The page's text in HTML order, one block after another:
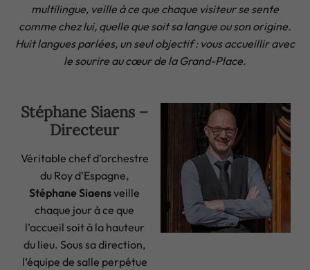
multilingue, veille à ce que chaque visiteur se sente
comme chez lui, quelle que soit sa langue ou son origine.
Huit langues parlées, un seul objectif : vous accueillir avec
le sourire au cœur de la Grand-Place.
Stéphane Siaens –
Directeur
Véritable chef d’orchestre
du Roy d’Espagne,
Stéphane Siaensveille
chaque jour à ce que
l’accueil soit à la hauteur
du lieu. Sous sa direction,
l’équipe de salle perpétue